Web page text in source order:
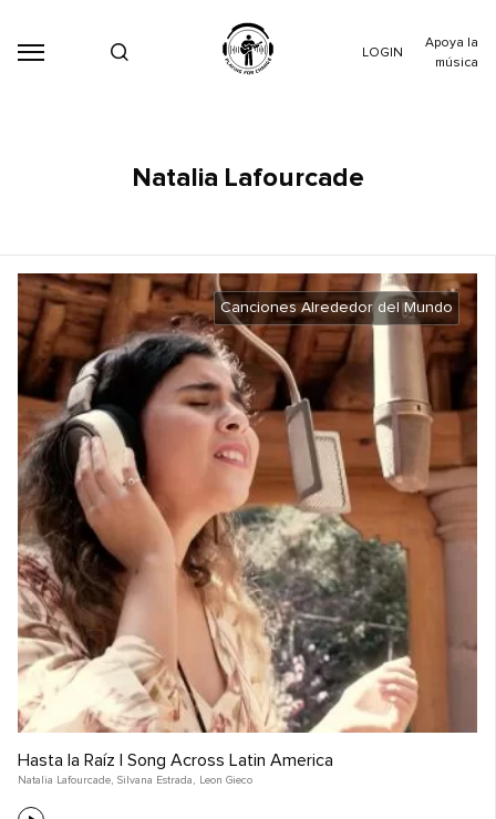
LOGIN
Apoya la
música
Natalia Lafourcade
Canciones Alrededor del Mundo
Hasta la Raíz | Song Across Latin America
Natalia Lafourcade, Silvana Estrada , Leon Gieco